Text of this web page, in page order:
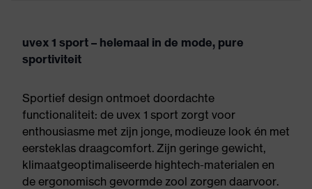
uvex 1 sport – helemaal in de mode, pure
sportiviteit
Sportief design ontmoet doordachte
functionaliteit: de uvex 1 sport zorgt voor
enthousiasme met zijn jonge, modieuze look én met
eersteklas draagcomfort. Zijn geringe gewicht,
klimaatgeoptimaliseerde hightech-materialen en
de ergonomisch gevormde zool zorgen daarvoor.